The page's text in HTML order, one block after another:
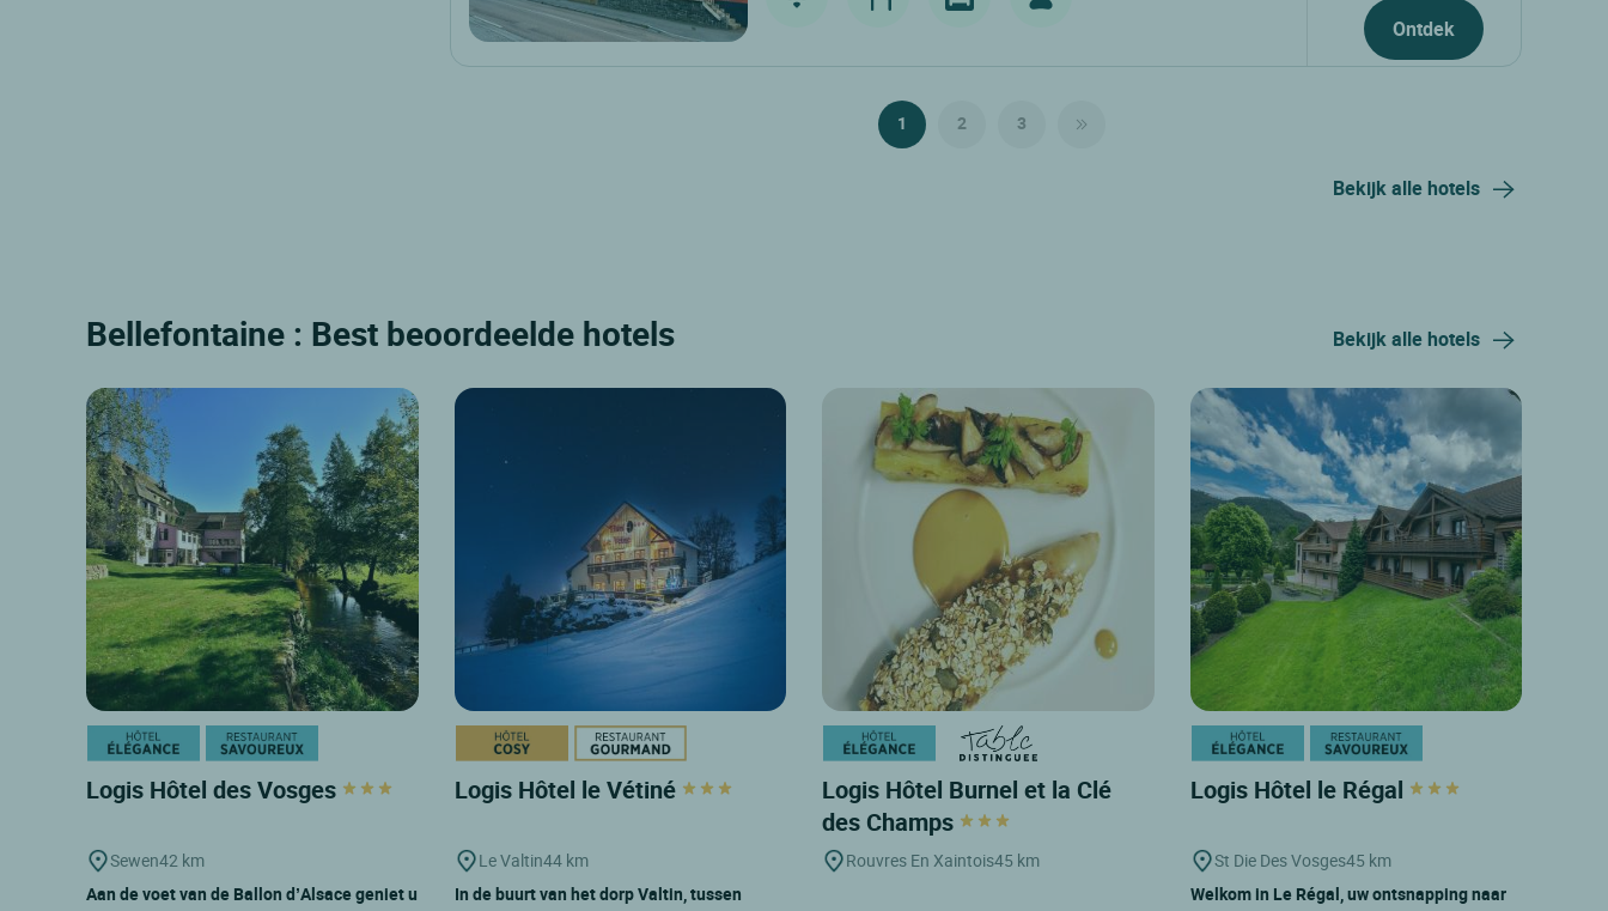
Ontdek
1 2 3
Bekijk alle hotels
Bellefontaine : Best beoordeelde hotels Bekijk alle hotels
Logis Hôtel des Vosges
Sewen42 km
Aan de voet van de Ballon d’Alsace geniet u
Logis Hôtel le Vétiné
Le Valtin44 km
In de buurt van het dorp Valtin, tussen
Logis Hôtel Burnel et la Clé
des Champs
Rouvres En Xaintois45 km
Logis Hôtel le Régal
St Die Des Vosges45 km
Welkom in Le Régal, uw ontsnapping naar